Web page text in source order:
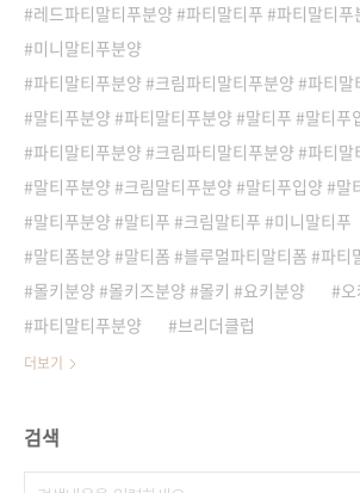
레드파티말티푸분양 #파티말티푸 #파티말티푸
미니말티푸분양
파티말티푸분양 #크림파티말티푸분양 #파티
말티푸분양 #파티말티푸분양 #말티푸 #말티푸
파티말티푸분양 #크림파티말티푸분양 #파티
말티푸분양 #크림말티푸분양 #말티푸입양 #말
말티푸분양 #말티푸 #크림말티푸 #미니말티푸
말티폼분양 #말티폼 #블루멀파티말티폼 #파티
몰키분양 #몰키즈분양 #몰키 #요키분양
파티말티푸분양
브리더클럽
더보기
검색